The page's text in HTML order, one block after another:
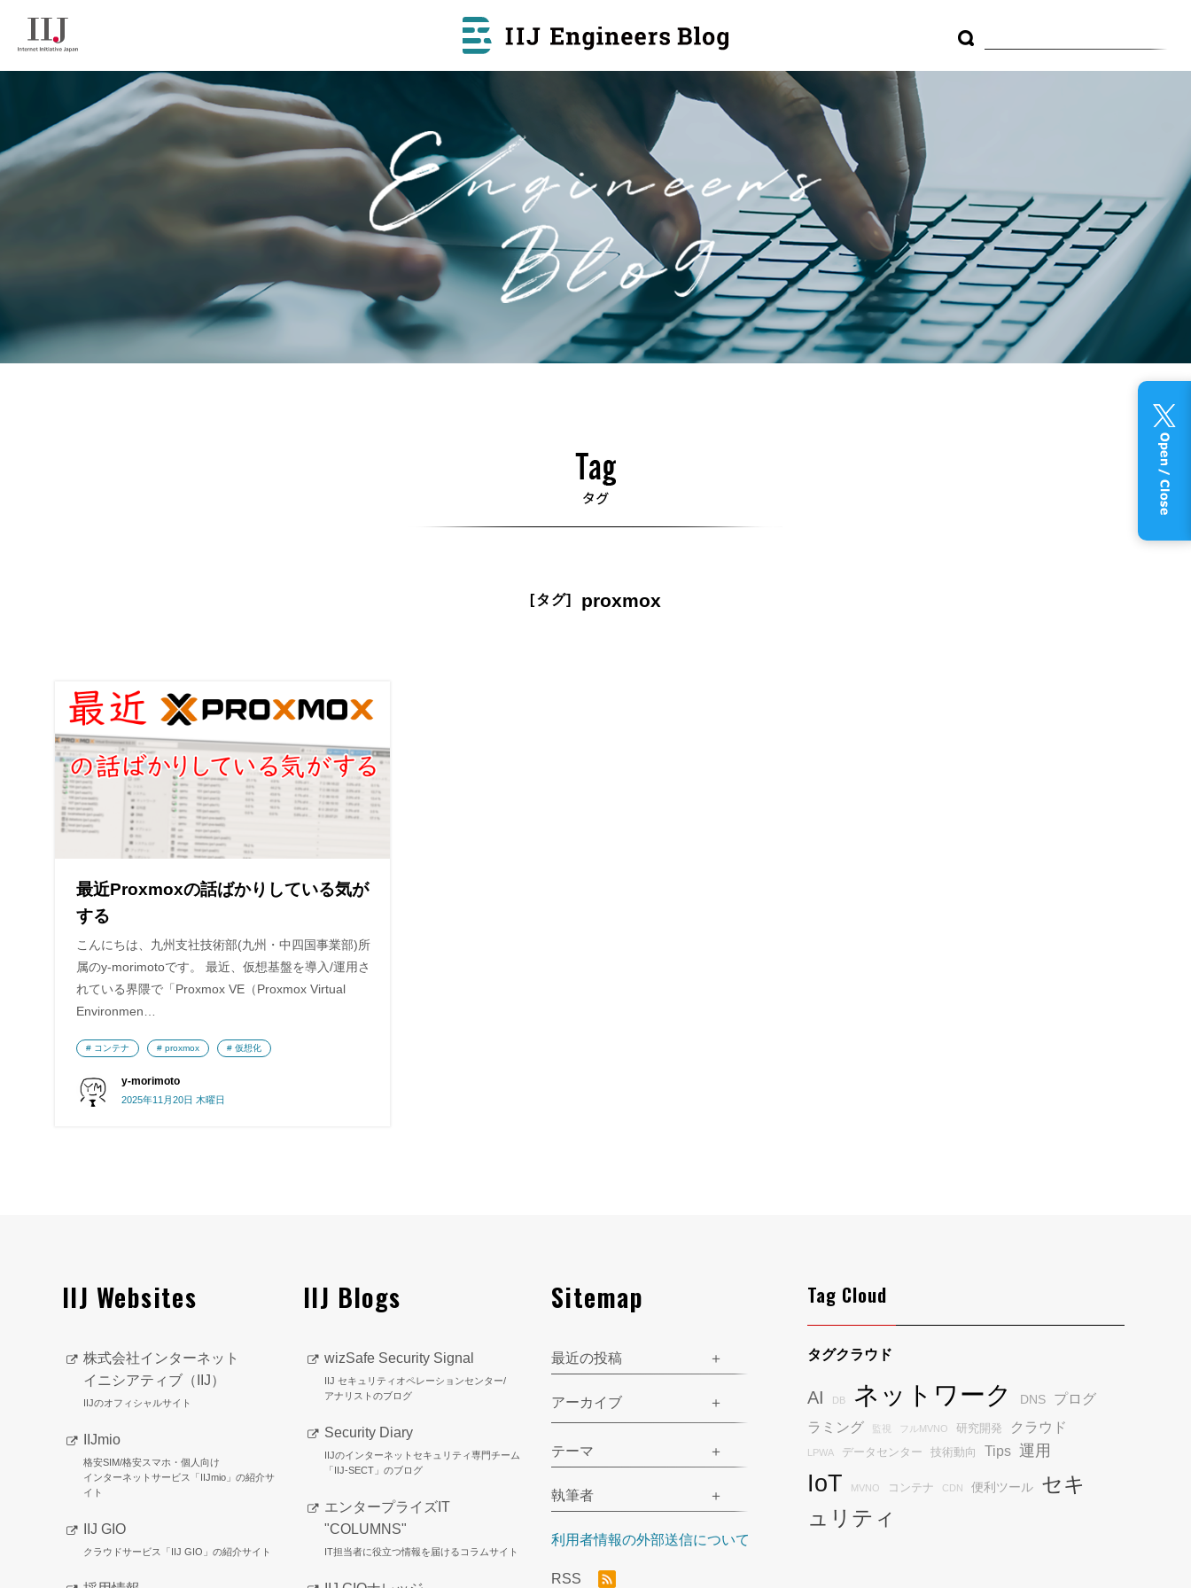
[タグ] proxmox
最近Proxmoxの話ばかりしている気が
する
こんにちは、九州支社技術部(九州・中四国事業部)所
属のy-morimotoです。 最近、仮想基盤を導入/運用さ
れている界隈で「Proxmox VE（Proxmox Virtual
Environmen…
y-morimoto
2025年11月20日 木曜日
コンテナ proxmox 仮想化
IIJ Websites
株式会社インターネット
イニシアティブ（IIJ）
IIJのオフィシャルサイト
IIJmio
格安SIM/格安スマホ・個人向け
インターネットサービス「IIJmio」の紹介サ
イト
IIJ GIO
クラウドサービス「IIJ GIO」の紹介サイト
IIJ Blogs
wizSafe Security Signal
IIJ セキュリティオペレーションセンター/
アナリストのブログ
Security Diary
IIJのインターネットセキュリティ専門チーム
「IIJ-SECT」のブログ
エンタープライズIT
"COLUMNS"
IT担当者に役立つ情報を届けるコラムサイト
Sitemap
最近の投稿
アーカイブ
テーマ
執筆者
利用者情報の外部送信について
RSS
Tag Cloud
タグクラウド
AI DB ネットワーク DNS
プログ
ラミング
監視 フルMVNO 研究開発 クラウド
LPWA データセンター 技術動向 Tips 運用
IoT MVNO コンテナ CDN 便利ツール
セキ
ュリティ